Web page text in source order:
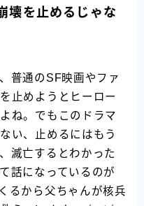
壊を止めるじゃな
普通のSF映画やファ
止めようとヒーロー
ね。でもこのドラマ
い、止めるにはもう
滅亡するとわかった
話になっているのが
るから父ちゃんが核兵